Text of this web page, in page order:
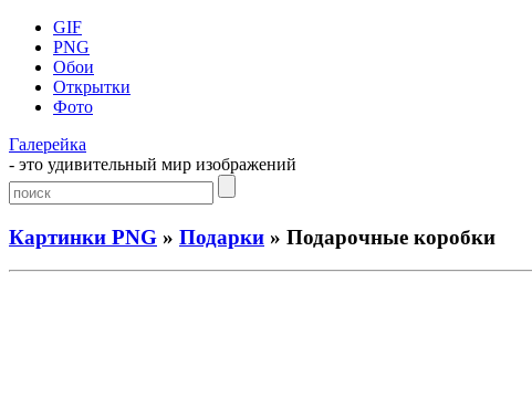
GIF
PNG
Обои
Открытки
Фото
Галерейка
- это удивительный мир изображений
Картинки PNG » Подарки » Подарочные коробки